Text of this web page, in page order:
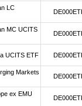
LC
MC UCITS
UCITS ETF
Markets
ex EMU